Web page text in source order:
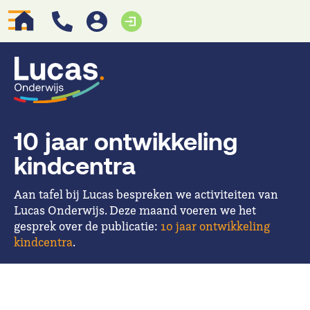
10 jaar ontwikkeling
kindcentra
Aan tafel bij Lucas bespreken we activiteiten van
Lucas Onderwijs. Deze maand voeren we het
gesprek over de publicatie: 10 jaar ontwikkeling
kindcentra.